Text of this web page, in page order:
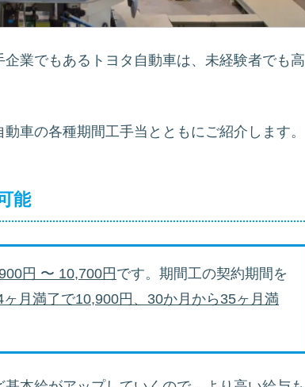
業でもあるトヨタ自動車は、未経験者でも高
車の各種期間工手当とともにご紹介します。
能
円 〜 10,700円です。期間工の契約期間を
月満了で10,900円、30か月から35ヶ月満